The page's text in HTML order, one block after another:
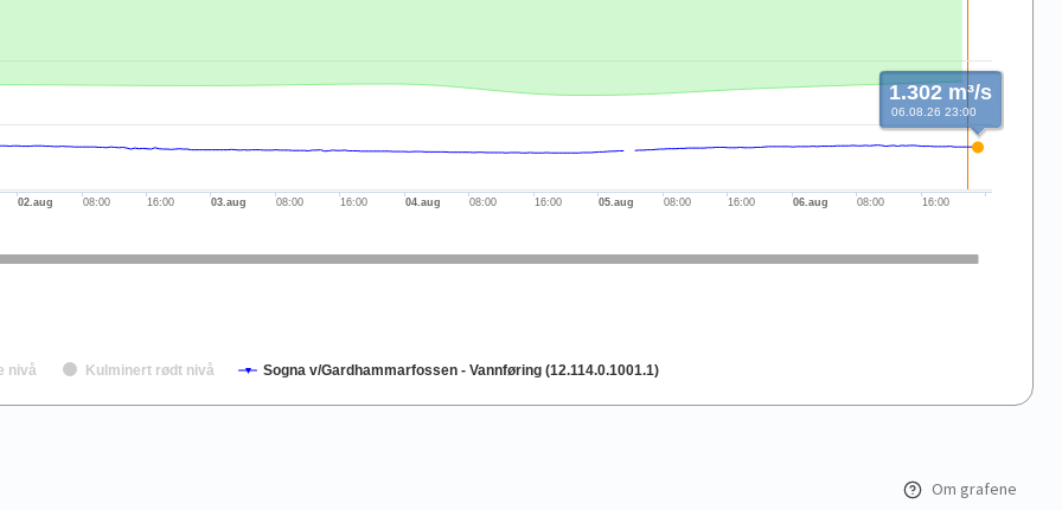
nivå Kulminert rødt nivå Sogna v/Gardhammarfossen - Vannføring (12.114.0.1001.1)
02.aug 08:00 16:00 03.aug 08:00 16:00 04.aug 08:00 16:00 05.aug 08:00 16:00 06.aug 08:00 16:00
1.302 m³/s
06.08.26 23:00
Om grafene